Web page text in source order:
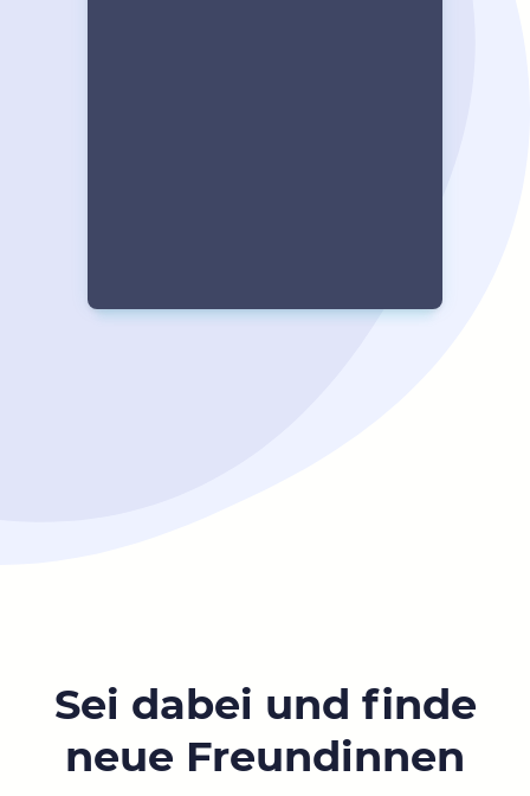
Sei dabei und finde
neue Freundinnen